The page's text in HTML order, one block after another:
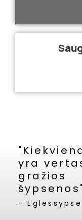
yra
gražios
šypsenos"
-